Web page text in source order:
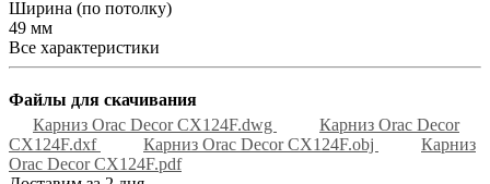
Ширина (по потолку)
49 мм
Все характеристики
Файлы для скачивания
Карниз Orac Decor CX124F.dwg
Карниз Orac Decor
CX124F.dxf
Карниз Orac Decor CX124F.obj
Карниз
Orac Decor CX124F.pdf